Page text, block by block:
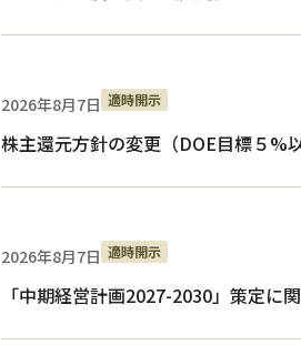
2026年8月7日 適時開示
株主還元方針の変更（DOE目標５%
2026年8月7日 適時開示
「中期経営計画2027-2030」策定に